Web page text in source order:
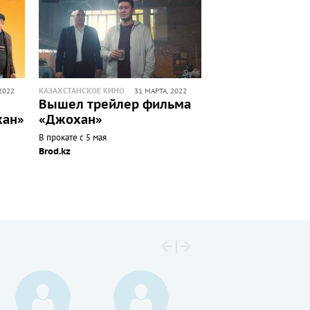
КАЗАХСТАНСКОЕ КИНО 31 МАРТА, 2022
Вышел трейлер фильма
«Джохан»
В прокате с 5 мая
Brod.kz